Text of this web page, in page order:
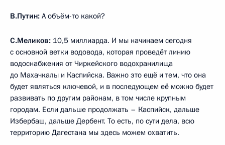
В.Путин: А объём-то какой?
С.Меликов: 10,5 миллиарда. И мы начинаем сегодня
с основной ветки водовода, которая проведёт линию
водоснабжения от Чиркейского водохранилища
до Махачкалы и Каспийска. Важно это ещё и тем, что она
будет являться ключевой, и в последующем её можно будет
развивать по другим районам, в том числе крупным
городам. Если дальше продолжать – Каспийск, дальше
Избербаш, дальше Дербент. То есть, по сути дела, всю
территорию Дагестана мы здесь можем охватить.